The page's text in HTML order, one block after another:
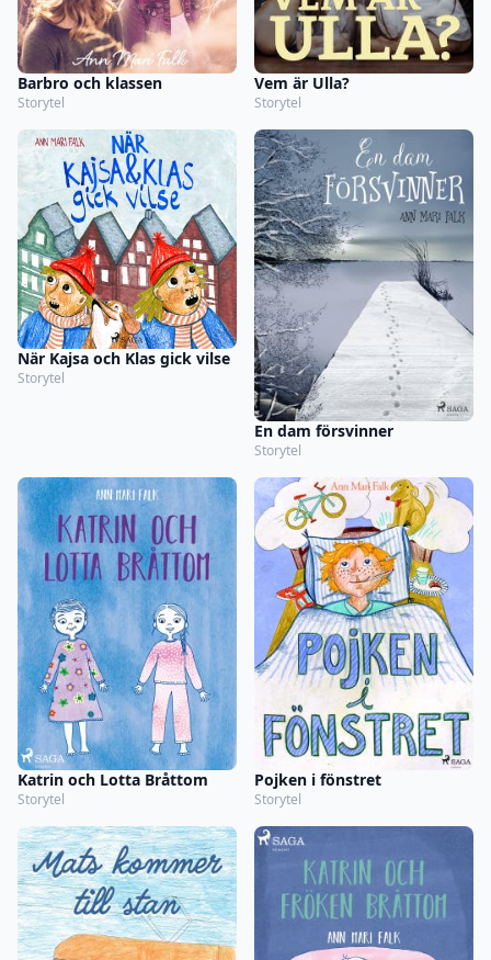
Barbro och klassen
Storytel
Vem är Ulla?
Storytel
När Kajsa och Klas gick vilse
Storytel
En dam försvinner
Storytel
Katrin och Lotta Bråttom
Storytel
Pojken i fönstret
Storytel